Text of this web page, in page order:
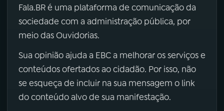
Fala.BR é uma plataforma de comunicação da
sociedade com a administração pública, por
meio das Ouvidorias.
Sua opinião ajuda a EBC a melhorar os serviços e
conteúdos ofertados ao cidadão. Por isso, não
se esqueça de incluir na sua mensagem o link
do conteúdo alvo de sua manifestação.